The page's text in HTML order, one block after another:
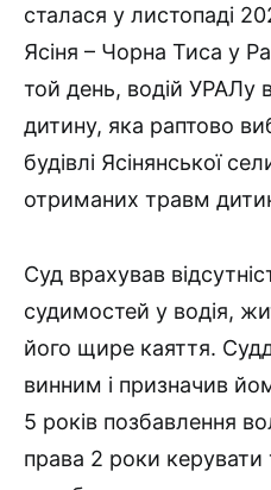
сталася у листопаді
Ясіня – Чорна Тиса у
той день, водій УРАЛу
дитину, яка раптово
будівлі Ясінянської
отриманих травм
Суд врахував
судимостей у водія,
його щире каяття.
винним і призначив
5 років позбавлення
права 2 роки